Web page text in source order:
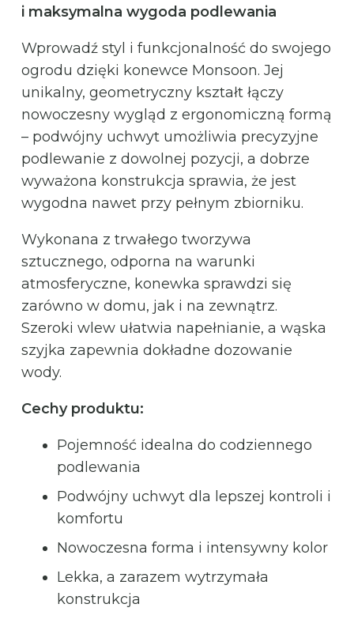
i maksymalna wygoda podlewania
Wprowadź styl i funkcjonalność do swojego
ogrodu dzięki konewce Monsoon. Jej
unikalny, geometryczny kształt łączy
nowoczesny wygląd z ergonomiczną formą
– podwójny uchwyt umożliwia precyzyjne
podlewanie z dowolnej pozycji, a dobrze
wyważona konstrukcja sprawia, że jest
wygodna nawet przy pełnym zbiorniku.
Wykonana z trwałego tworzywa
sztucznego, odporna na warunki
atmosferyczne, konewka sprawdzi się
zarówno w domu, jak i na zewnątrz.
Szeroki wlew ułatwia napełnianie, a wąska
szyjka zapewnia dokładne dozowanie
wody.
Cechy produktu:
Pojemność idealna do codziennego
podlewania
Podwójny uchwyt dla lepszej kontroli i
komfortu
Nowoczesna forma i intensywny kolor
Lekka, a zarazem wytrzymała
konstrukcja